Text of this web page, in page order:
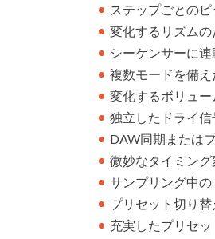
ステップごとの
変化するリズム
シーケンサーに
複数モードを備
変化するボリュ
独立したドライ
DAW同期または
微妙なタイミン
サンプリング中
プリセット切り
充実したプリセ